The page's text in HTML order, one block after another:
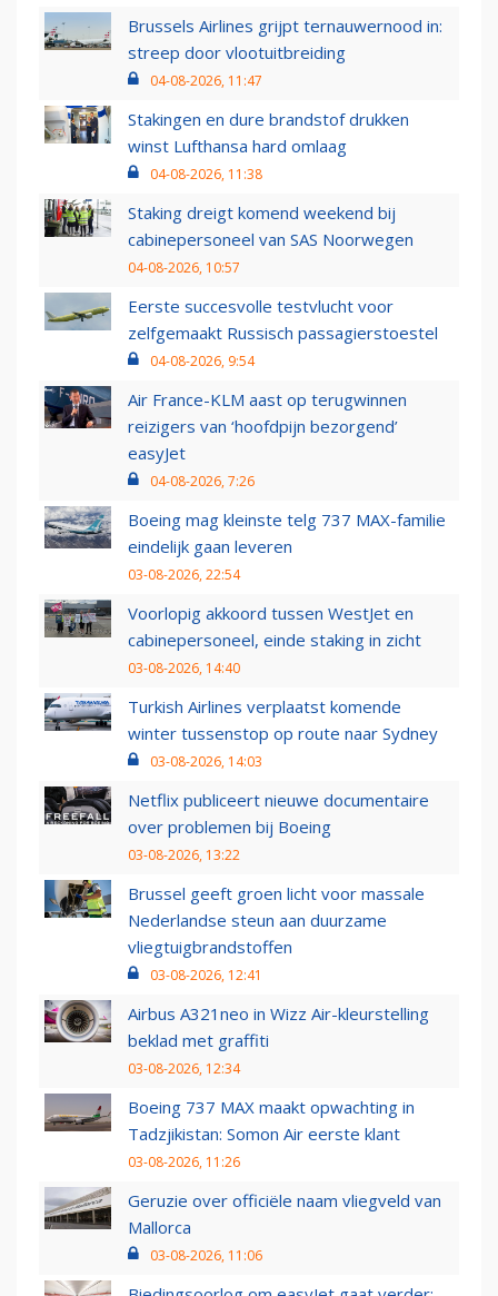
Brussels Airlines grijpt ternauwernood in:
streep door vlootuitbreiding
04-08-2026, 11:47
Stakingen en dure brandstof drukken
winst Lufthansa hard omlaag
04-08-2026, 11:38
Staking dreigt komend weekend bij
cabinepersoneel van SAS Noorwegen
04-08-2026, 10:57
Eerste succesvolle testvlucht voor
zelfgemaakt Russisch passagierstoestel
04-08-2026, 9:54
Air France-KLM aast op terugwinnen
reizigers van ‘hoofdpijn bezorgend’
easyJet
04-08-2026, 7:26
Boeing mag kleinste telg 737 MAX-familie
eindelijk gaan leveren
03-08-2026, 22:54
Voorlopig akkoord tussen WestJet en
cabinepersoneel, einde staking in zicht
03-08-2026, 14:40
Turkish Airlines verplaatst komende
winter tussenstop op route naar Sydney
03-08-2026, 14:03
Netflix publiceert nieuwe documentaire
over problemen bij Boeing
03-08-2026, 13:22
Brussel geeft groen licht voor massale
Nederlandse steun aan duurzame
vliegtuigbrandstoffen
03-08-2026, 12:41
Airbus A321neo in Wizz Air-kleurstelling
beklad met graffiti
03-08-2026, 12:34
Boeing 737 MAX maakt opwachting in
Tadzjikistan: Somon Air eerste klant
03-08-2026, 11:26
Geruzie over officiële naam vliegveld van
Mallorca
03-08-2026, 11:06